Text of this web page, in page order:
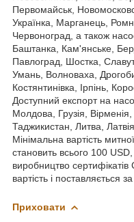
Первомайськ,
Українка, Марганець,
Червоноград, а також
Баштанка, Кам'янське,
Павлоград, Шостка,
Умань, Волноваха,
Костянтинівка, Ірпінь,
Доступний експорт на
Молдова, Грузія,
Таджикистан, Литва,
Мінімальна вартість
становить всього 100
виробництво
вартість і поставляється
Приховати